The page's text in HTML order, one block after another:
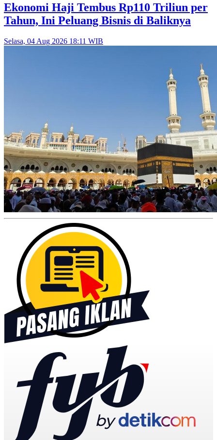
Ekonomi Haji Tembus Rp110 Triliun per
Tahun, Ini Peluang Bisnis di Baliknya
Selasa, 04 Aug 2026 18:11 WIB